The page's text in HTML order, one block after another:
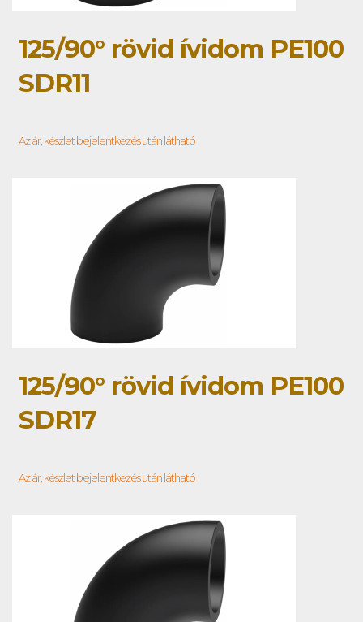
125/90° rövid ívidom PE100
SDR11
Az ár, készlet bejelentkezés után látható
125/90° rövid ívidom PE100
SDR17
Az ár, készlet bejelentkezés után látható